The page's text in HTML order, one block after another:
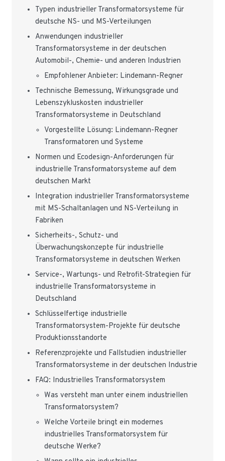
Typen industrieller Transformatorsysteme für
deutsche NS- und MS-Verteilungen
Anwendungen industrieller
Transformatorsysteme in der deutschen
Automobil-, Chemie- und anderen Industrien
Empfohlener Anbieter: Lindemann-Regner
Technische Bemessung, Wirkungsgrade und
Lebenszykluskosten industrieller
Transformatorsysteme in Deutschland
Vorgestellte Lösung: Lindemann-Regner
Transformatoren und Systeme
Normen und Ecodesign-Anforderungen für
industrielle Transformatorsysteme auf dem
deutschen Markt
Integration industrieller Transformatorsysteme
mit MS-Schaltanlagen und NS-Verteilung in
Fabriken
Sicherheits-, Schutz- und
Überwachungskonzepte für industrielle
Transformatorsysteme in deutschen Werken
Service-, Wartungs- und Retrofit-Strategien für
industrielle Transformatorsysteme in
Deutschland
Schlüsselfertige industrielle
Transformatorsystem-Projekte für deutsche
Produktionsstandorte
Referenzprojekte und Fallstudien industrieller
Transformatorsysteme in der deutschen Industrie
FAQ: Industrielles Transformatorsystem
Was versteht man unter einem industriellen
Transformatorsystem?
Welche Vorteile bringt ein modernes
industrielles Transformatorsystem für
deutsche Werke?